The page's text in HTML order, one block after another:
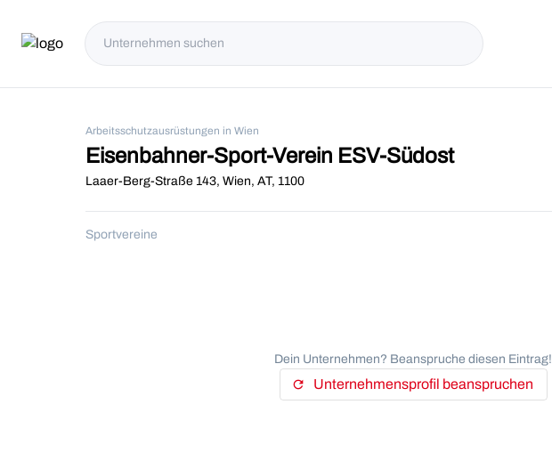
Arbeitsschutzausrüstungen in Wien
Eisenbahner-Sport-Verein ESV-Südost
Laaer-Berg-Straße 143, Wien, AT, 1100
Sportvereine
Dein Unternehmen? Beanspruche diesen Eintrag!
refresh Unternehmensprofil beanspruchen